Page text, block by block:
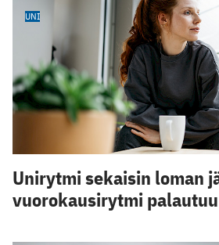
UNI
Unirytmi sekaisin loman
vuorokausirytmi palautuu